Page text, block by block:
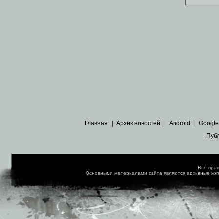
Главная Архив новостей Android Google
Все
Основными материалами сайта являются архивные